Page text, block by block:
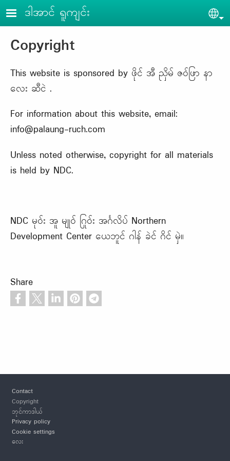
Skip to main content
ဒါအာင် ရူကျင်း
Copyright
This website is sponsored by ဖိုင် အီ ညှိမ် ဇဝ်ဖြာ နာ
လေး ဆီငဲ .
For information about this website, email:
info@palaung-ruch.com
Unless noted otherwise, copyright for all materials
is held by NDC.
NDC မုဝ်း အူ မျုဝ် ဂြုဝ်း အင်္ဂလိပ် Northern
Development Center ယေဘူင် ဂါန် ခဲင် ဂိင် မှဲ။
Share
Footer
Contact
Copyright
ဘုင်ကာဒါယ်
Privacy policy
Cookie settings
လေး